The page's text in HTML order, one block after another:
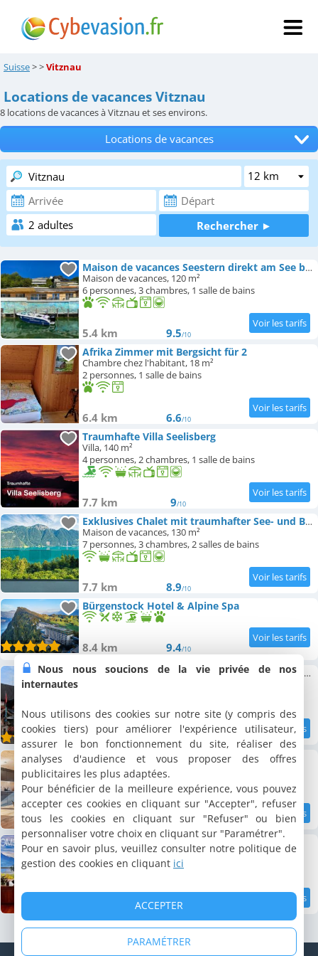
Suisse>>Vitznau
Locations de vacances Vitznau
8 locations de vacances à Vitznau et ses environs.
Locations de vacances
Tous les hébergements
Hôtels
Chambres d'hôtes
Campings
Maison de vacances Seestern direkt am See by Interhome
Maison de vacances, 120 m²
6 personnes, 3 chambres, 1 salle de bains
5.4 km 9.5/10
Afrika Zimmer mit Bergsicht für 2
Chambre chez l'habitant, 18 m²
2 personnes, 1 salle de bains
6.4 km 6.6/10
Traumhafte Villa Seelisberg
Villa, 140 m²
4 personnes, 2 chambres, 1 salle de bains
7.7 km 9/10
Exklusives Chalet mit traumhafter See- und Bergsicht
Maison de vacances, 130 m²
7 personnes, 3 chambres, 2 salles de bains
7.7 km 8.9/10
Bürgenstock Hotel & Alpine Spa
8.4 km 9.4/10
Swiss-Chalet Merlischachen - Historik Chalet-Hotel Lodge
8.5 km 6.8/10
The Swiss Bijou / Alpine Retreat
Maison de vacances, 40 m²
2 personnes, 1 chambre, 1 salle de bains
10.3 km 6.8/10
Lakeside Lucerne
Chambre chez l'habitant, 30 m²
4 personnes, 1 salle de bains
8.6/10
Nous nous soucions de la vie privée de nos
internautes
Nous utilisons des cookies sur notre site (y compris des
cookies tiers) pour améliorer l'expérience utilisateur,
assurer le bon fonctionnement du site, réaliser des
analyses d'audience et vous proposer des offres
publicitaires les plus adaptées.
Pour bénéficier de la meilleure expérience, vous pouvez
accepter ces cookies en cliquant sur "Accepter", refuser
tous les cookies en cliquant sur "Refuser" ou bien
personnaliser votre choix en cliquant sur "Paramétrer".
Pour en savoir plus, veuillez consulter notre politique de
gestion des cookies en cliquant ici
ACCEPTER
PARAMÉTRER